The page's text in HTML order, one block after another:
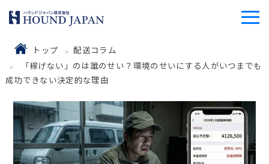
トップ
配送コラム
「稼げない」のは誰のせい？環境のせいにする人がいつまでも
成功できない決定的な理由